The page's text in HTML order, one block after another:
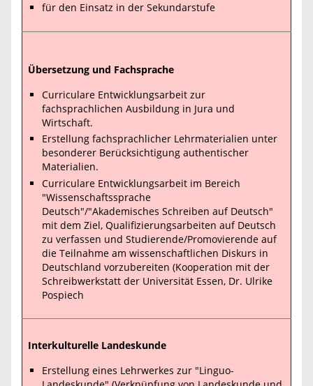
für den Einsatz in der Sekundarstufe
Übersetzung und Fachsprache
Curriculare Entwicklungsarbeit zur
fachsprachlichen Ausbildung in Jura und
Wirtschaft.
Erstellung fachsprachlicher Lehrmaterialien unter
besonderer Berücksichtigung authentischer
Materialien.
Curriculare Entwicklungsarbeit im Bereich
"Wissenschaftssprache
Deutsch"/"Akademisches Schreiben auf Deutsch"
mit dem Ziel, Qualifizierungsarbeiten auf Deutsch
zu verfassen und Studierende/Promovierende auf
die Teilnahme am wissenschaftlichen Diskurs in
Deutschland vorzubereiten (Kooperation mit der
Schreibwerkstatt der Universität Essen, Dr. Ulrike
Pospiech
Interkulturelle Landeskunde
Erstellung eines Lehrwerkes zur "Linguo-